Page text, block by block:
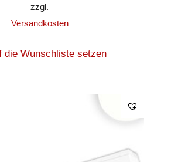
zzgl.
Versandkosten
die Wunschliste setzen